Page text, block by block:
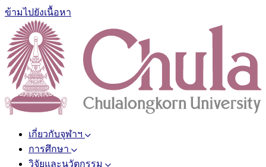
ข้ามไปยังเนื้อหา
เกี่ยวกับจุฬาฯ
การศึกษา
วิจัยและนวัตกรรม